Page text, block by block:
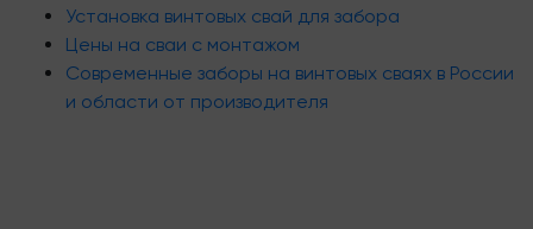
Установка винтовых свай для забора
Цены на сваи с монтажом
Современные заборы на винтовых сваях в России
и области от производителя